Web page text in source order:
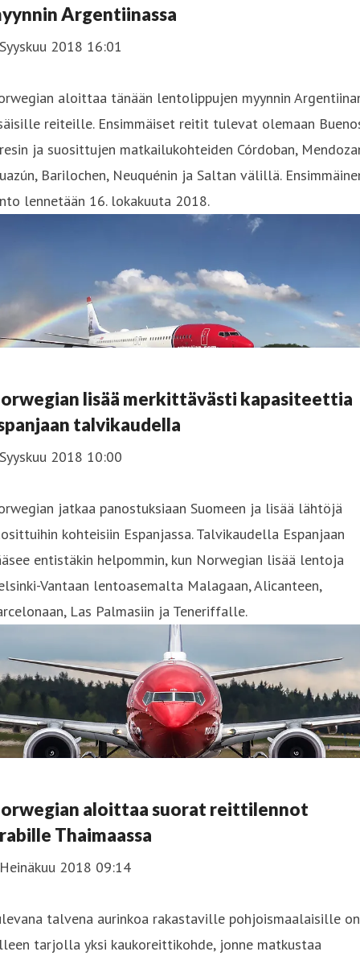
Argentiinassa
2018 16:01
aloittaa tänään lentolippujen myynnin
reiteille. Ensimmäiset reitit tulevat olemaan
ja suosittujen matkailukohteiden Córdoban,
Barilochen, Neuquénin ja Saltan välillä.
lennetään 16. lokakuuta 2018.
lisää merkittävästi kapasiteettia
talvikaudella
2018 10:00
jatkaa panostuksiaan Suomeen ja lisää lähtöjä
kohteisiin Espanjassa. Talvikaudella Espanjaan
entistäkin helpommin, kun Norwegian lisää lentoja
Vantaan lentoasemalta Malagaan, Alicanteen,
Las Palmasiin ja Teneriffalle.
aloittaa suorat reittilennot
Thaimaassa
2018 09:14
talvena aurinkoa rakastaville pohjoismaalaisille on
tarjolla yksi kaukoreittikohde, jonne matkustaa